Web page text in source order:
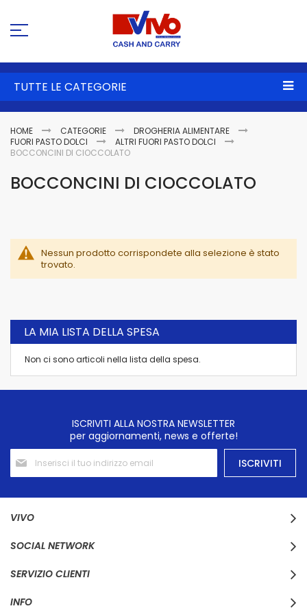
TUTTE LE CATEGORIE
HOME CATEGORIE
DROGHERIA ALIMENTARE
FUORI PASTO DOLCI
ALTRI FUORI PASTO DOLCI
BOCCONCINI DI CIOCCOLATO
BOCCONCINI DI CIOCCOLATO
Nessun prodotto corrispondete alla selezione è stato
trovato.
LA MIA LISTA DELLA SPESA
Non ci sono articoli nella lista della spesa.
ISCRIVITI ALLA NOSTRA NEWSLETTER
per aggiornamenti, news e offerte!
Iscriviti
alla
nostra
ISCRIVITI
VIVO
SOCIAL NETWORK
SERVIZIO CLIENTI
INFO